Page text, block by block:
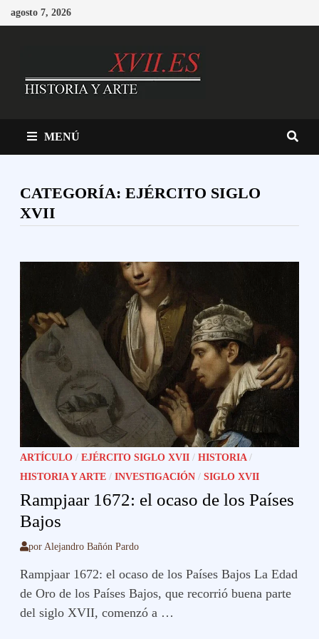
Saltar
al
agosto 7, 2026
MENÚ
CATEGORÍA:EJÉRCITO SIGLO
XVII
ARTÍCULO /EJÉRCITO SIGLO XVII /HISTORIA /
HISTORIA Y ARTE /INVESTIGACIÓN /SIGLO XVII
Rampjaar 1672: el ocaso de los Países
Bajos
por Alejandro Bañón Pardo
Rampjaar 1672: el ocaso de los Países Bajos La Edad
de Oro de los Países Bajos, que recorrió buena parte
del siglo XVII, comenzó a …